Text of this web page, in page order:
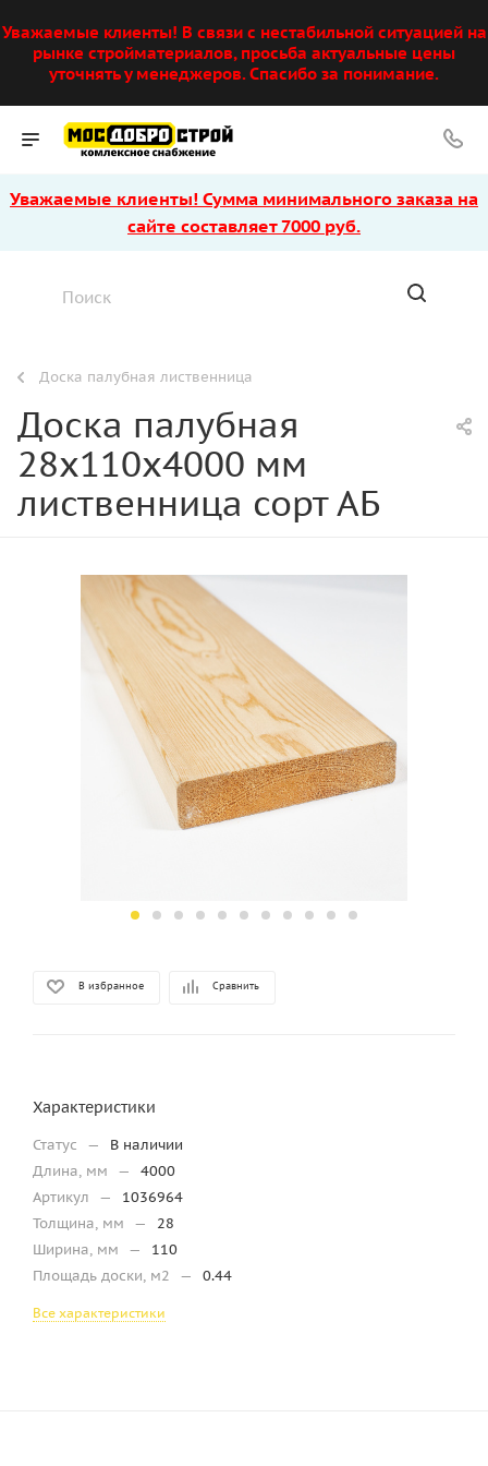
Уважаемые клиенты! В связи с нестабильной ситуацией на
рынке стройматериалов, просьба актуальные цены
уточнять у менеджеров. Спасибо за понимание.
Уважаемые клиенты! Сумма минимального заказа на
сайте составляет 7000 руб.
Доска палубная лиственница
Доска палубная
28х110х4000 мм
лиственница сорт АБ
В избранное Сравнить
Характеристики
Статус —
В наличии
Длина, мм
—
4000
Артикул
—
1036964
Толщина, мм
—
28
Ширина, мм
—
110
Площадь доски, м2
— 0.44
Все характеристики